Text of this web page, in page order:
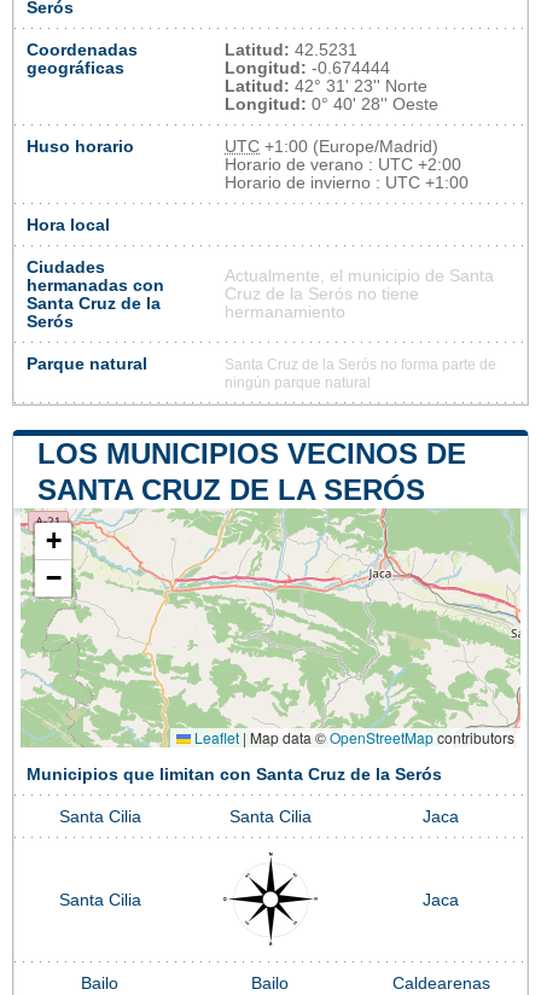
Serós
Coordenadas
geográficas
Latitud: 42.5231
Longitud: -0.674444
Latitud: 42° 31' 23'' Norte
Longitud: 0° 40' 28'' Oeste
Huso horario UTC +1:00 (Europe/Madrid)
Horario de verano : UTC +2:00
Horario de invierno : UTC +1:00
Hora local
Ciudades
hermanadas con
Santa Cruz de la
Serós
Actualmente, el municipio de Santa
Cruz de la Serós no tiene
hermanamiento
Parque natural
Santa Cruz de la Serós no forma parte de
ningún parque natural
LOS MUNICIPIOS VECINOS DE
SANTA CRUZ DE LA SERÓS
+
−
Leaflet | Map data ©OpenStreetMapcontributors
Municipios que limitan con Santa Cruz de la Serós
Santa Cilia Santa Cilia Jaca
Santa Cilia Jaca
Bailo Bailo Caldearenas